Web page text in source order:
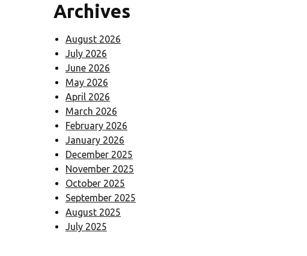
Archives
August 2026
July 2026
June 2026
May 2026
April 2026
March 2026
February 2026
January 2026
December 2025
November 2025
October 2025
September 2025
August 2025
July 2025